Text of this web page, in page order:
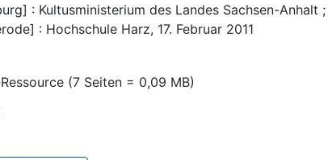
: Kultusministerium des Landes Sachsen-Anhalt ;
: Hochschule Harz, 17. Februar 2011
(7 Seiten = 0,09 MB)